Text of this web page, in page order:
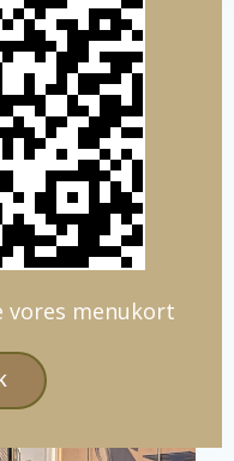
vores menukort